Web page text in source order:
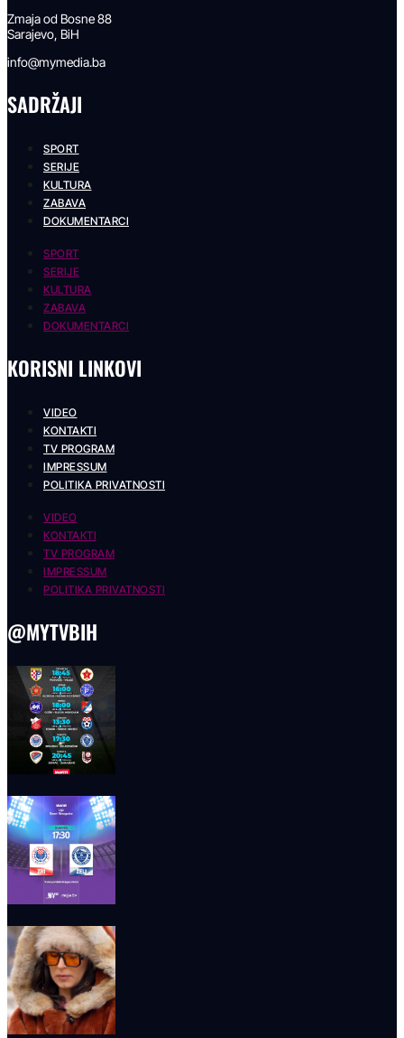
Zmaja od Bosne 88
Sarajevo, BiH
info@mymedia.ba
SADRŽAJI
SPORT
SERIJE
KULTURA
ZABAVA
DOKUMENTARCI
SPORT
SERIJE
KULTURA
ZABAVA
DOKUMENTARCI
KORISNI LINKOVI
VIDEO
KONTAKTI
TV PROGRAM
IMPRESSUM
POLITIKA PRIVATNOSTI
VIDEO
KONTAKTI
TV PROGRAM
IMPRESSUM
POLITIKA PRIVATNOSTI
@MYTVBIH